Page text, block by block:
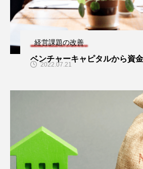
経営課題の改善
ベンチャーキャピタルから資
2022.07.21